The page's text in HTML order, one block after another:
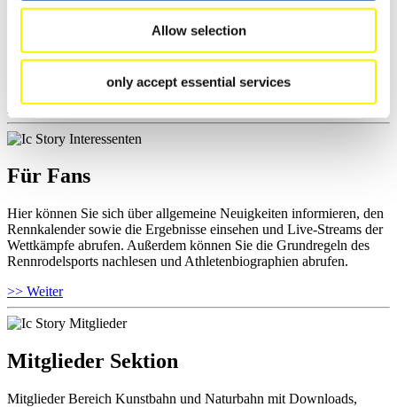
Allow selection
only accept essential services
Hier können Sie das aktuelle Regelwerk sowie Richtlinien zu
und Informationen zu Wettkämpfen abrufen. Außerdem können Sie
Ihre Athletenbiographie ansehen.
>> Weiter
Für Fans
Hier können Sie sich über allgemeine Neuigkeiten informieren, den
Rennkalender sowie die Ergebnisse einsehen und Live-Streams der
Wettkämpfe abrufen. Außerdem können Sie die Grundregeln des
Rennrodelsports nachlesen und Athletenbiographien abrufen.
>> Weiter
Mitglieder Sektion
Mitglieder Bereich Kunstbahn und Naturbahn mit Downloads,